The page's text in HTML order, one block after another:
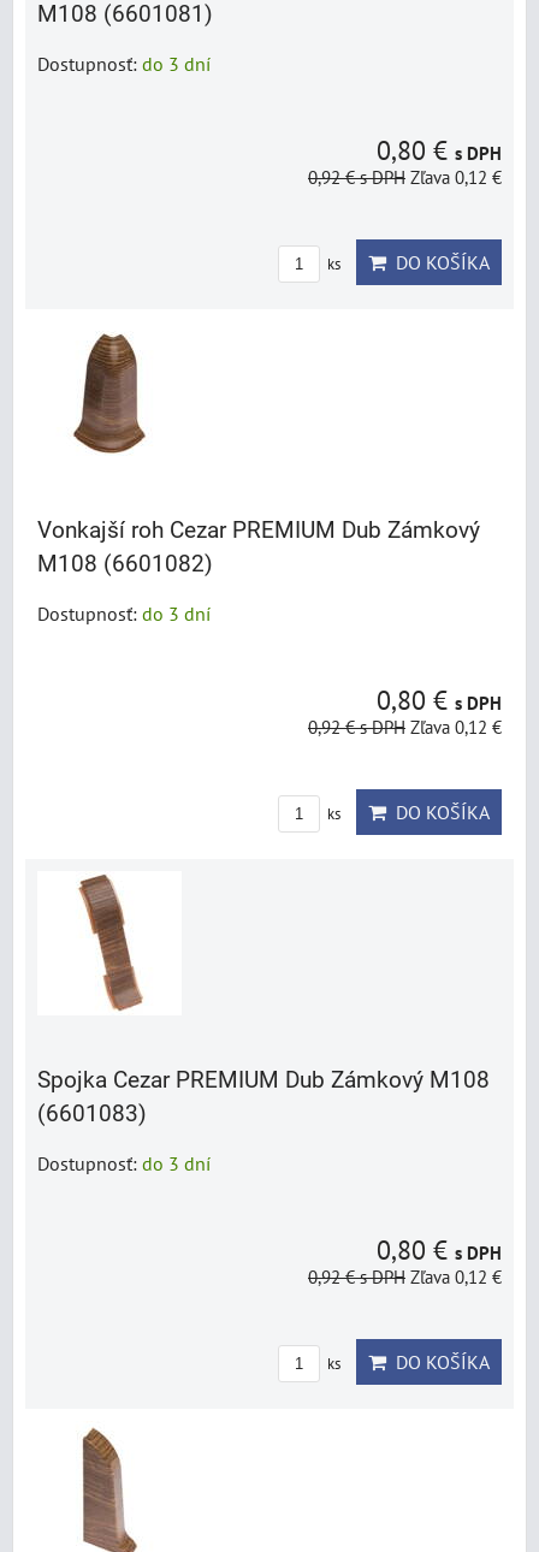
M108 (6601081)
Dostupnosť: do 3 dní
0,80 € s DPH
0,92 €s DPH Zľava 0,12 €
ks DO KOŠÍKA
Vonkajší roh Cezar PREMIUM Dub Zámkový
M108 (6601082)
Dostupnosť: do 3 dní
0,80 € s DPH
0,92 €s DPH Zľava 0,12 €
ks DO KOŠÍKA
Spojka Cezar PREMIUM Dub Zámkový M108
(6601083)
Dostupnosť: do 3 dní
0,80 € s DPH
0,92 €s DPH Zľava 0,12 €
ks DO KOŠÍKA